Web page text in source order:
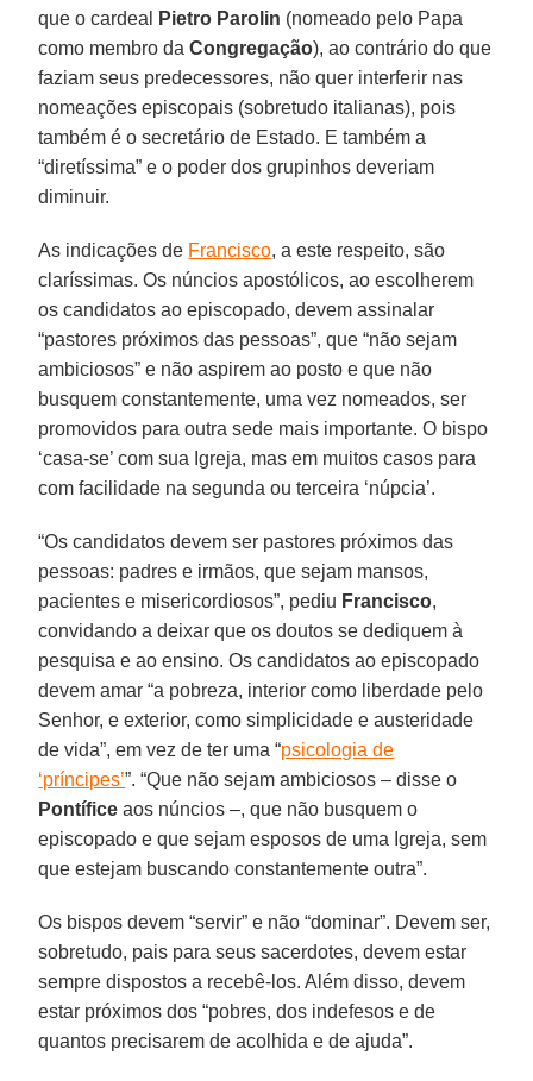
que o cardeal
Pietro Parolin (nomeado pelo Papa
como membro daCongregação), ao contrário do que
faziam seus predecessores, não quer interferir nas
nomeações episcopais (sobretudo italianas), pois
também é o secretário de Estado. E também a
“diretíssima” e o poder dos grupinhos deveriam
diminuir.
As indicações de Francisco, a este respeito, são
claríssimas. Os núncios apostólicos, ao escolherem
os candidatos ao episcopado, devem assinalar
“pastores próximos das pessoas”, que “não sejam
ambiciosos” e não aspirem ao posto e que não
busquem constantemente, uma vez nomeados, ser
promovidos para outra sede mais importante. O bispo
‘casa-se’ com sua Igreja, mas em muitos casos para
com facilidade na segunda ou terceira ‘núpcia’.
“Os candidatos devem ser pastores próximos das
pessoas: padres e irmãos, que sejam mansos,
pacientes e misericordiosos”, pediu Francisco,
convidando a deixar que os doutos se dediquem à
pesquisa e ao ensino. Os candidatos ao episcopado
devem amar “a pobreza, interior como liberdade pelo
Senhor, e exterior, como simplicidade e austeridade
de vida”, em vez de ter uma “psicologia de
‘príncipes’”. “Que não sejam ambiciosos – disse o
Pontífice aos núncios –, que não busquem o
episcopado e que sejam esposos de uma Igreja, sem
que estejam buscando constantemente outra”.
Os bispos devem “servir” e não “dominar”. Devem ser,
sobretudo, pais para seus sacerdotes, devem estar
sempre dispostos a recebê-los. Além disso, devem
estar próximos dos “pobres, dos indefesos e de
quantos precisarem de acolhida e de ajuda”.